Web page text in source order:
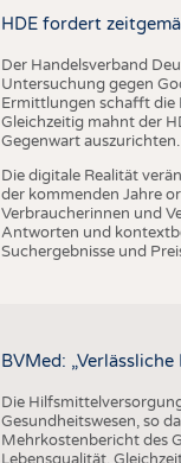
AUSSCHREIBUNGEN
DTV
TERMINE
BRANCHENTERMINE
HDE fordert
Der Handelsverband
Untersuchung gegen
Ermittlungen schafft die
Gleichzeitig mahnt der
Gegenwart auszurichten.
Die digitale Realität
der kommenden Jahre
Verbraucherinnen und
Antworten und
Suchergebnisse und
BVMed:
Die
Gesundheitswesen, so
Mehrkostenbericht des